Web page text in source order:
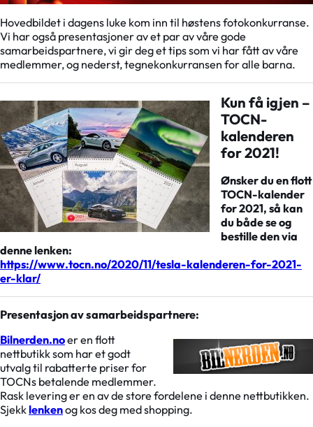
Hovedbildet i dagens luke kom inn til høstens fotokonkurranse.
Vi har også presentasjoner av et par av våre gode
samarbeidspartnere, vi gir deg et tips som vi har fått av våre
medlemmer, og nederst, tegnekonkurransen for alle barna.
Kun få igjen –
TOCN-
kalenderen
for 2021!
Ønsker du en flott
TOCN-kalender
for 2021, så kan
du både se og
bestille den via
denne lenken:
https://www.tocn.no/2020/11/tesla-kalenderen-for-2021-
er-klar/
Presentasjon av samarbeidspartnere:
Bilnerden.noer en flott
nettbutikk som har et godt
utvalg til rabatterte priser for
TOCNs betalende medlemmer.
Rask levering er en av de store fordelene i denne nettbutikken.
Sjekklenkenog kos deg med shopping.